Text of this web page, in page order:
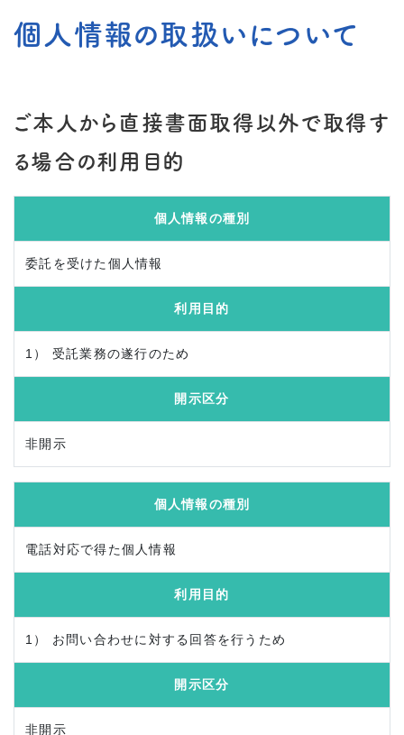
個人情報の取扱いについて
ご本人から直接書面取得以外で取得す
る場合の利用目的
個人情報の種別
委託を受けた個人情報
利用目的
1） 受託業務の遂行のため
開示区分
非開示
個人情報の種別
電話対応で得た個人情報
利用目的
1） お問い合わせに対する回答を行うため
開示区分
非開示